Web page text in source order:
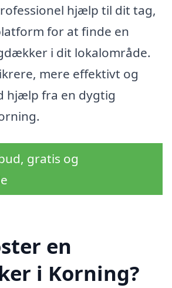
hjælp til dit tag,
for at finde en
i dit lokalområde.
mere effektivt og
hjælp fra en dygtig
gratis og
en
i Korning?